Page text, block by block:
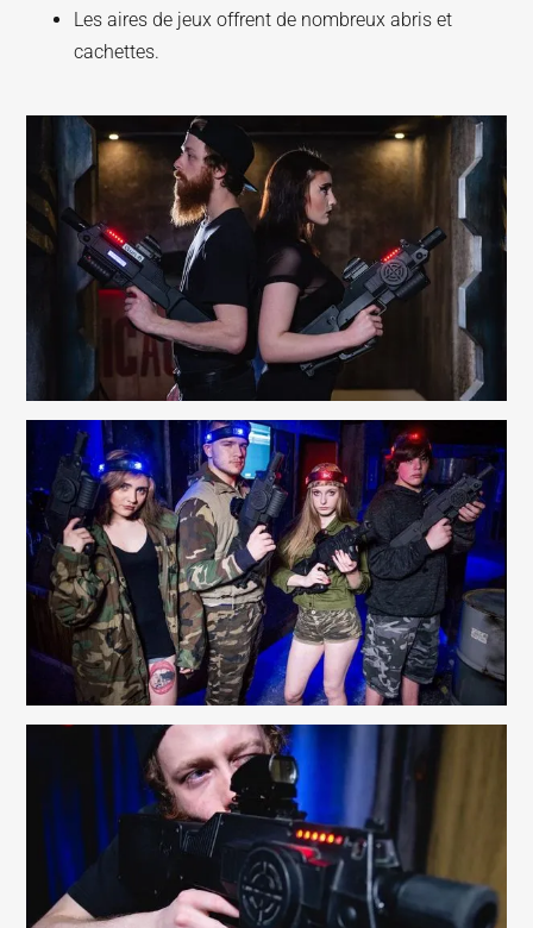
Les aires de jeux offrent de nombreux abris et
cachettes.